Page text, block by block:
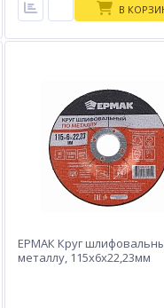
В
ЕРМАК Круг
металлу, 115х6х22,23мм